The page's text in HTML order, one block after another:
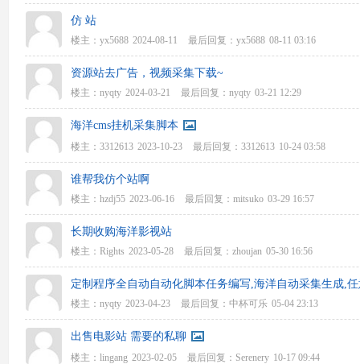
仿 站
楼主： yx5688 2024-08-11 最后回复： yx5688 08-11 03:16
资源站去广告，视频采集下载~
楼主： nyqty 2024-03-21 最后回复： nyqty 03-21 12:29
海洋cms挂机采集脚本
楼主： 3312613 2023-10-23 最后回复： 3312613 10-24 03:58
谁帮我仿个站啊
楼主： hzdj55 2023-06-16 最后回复： mitsuko 03-29 16:57
长期收购海洋影视站
楼主： Rights 2023-05-28 最后回复： zhoujan 05-30 16:56
定制程序全自动自动化脚本任务编写,海洋自动采集生成,
楼主： nyqty 2023-04-23 最后回复： 中杯可乐 05-04 23:13
出售电影站 需要的私聊
楼主： lingang 2023-02-05 最后回复： Serenery 10-17 09:44